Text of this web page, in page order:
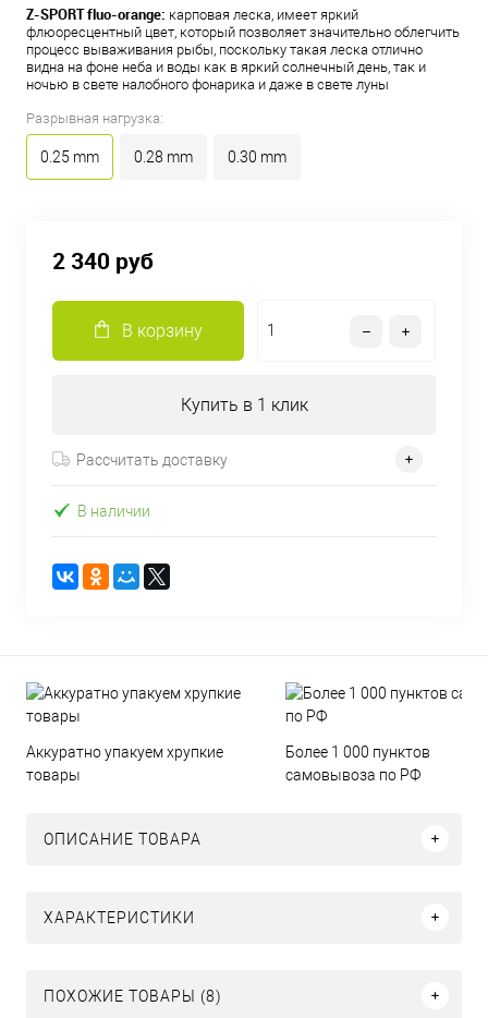
Z-SPORT fluo-orange: карповая леска, имеет яркий
флюоресцентный цвет, который позволяет значительно облегчить
процесс вываживания рыбы, поскольку такая леска отлично
видна на фоне неба и воды как в яркий солнечный день, так и
ночью в свете налобного фонарика и даже в свете луны
Разрывная нагрузка:
0.25 mm 0.28 mm 0.30 mm
2 340 руб
В корзину
Купить в 1 клик
Рассчитать доставку
В наличии
Аккуратно упакуем хрупкие
товары
Более 1 000 пунктов
самовывоза по РФ
ОПИСАНИЕ ТОВАРА
ХАРАКТЕРИСТИКИ
ПОХОЖИЕ ТОВАРЫ (8)